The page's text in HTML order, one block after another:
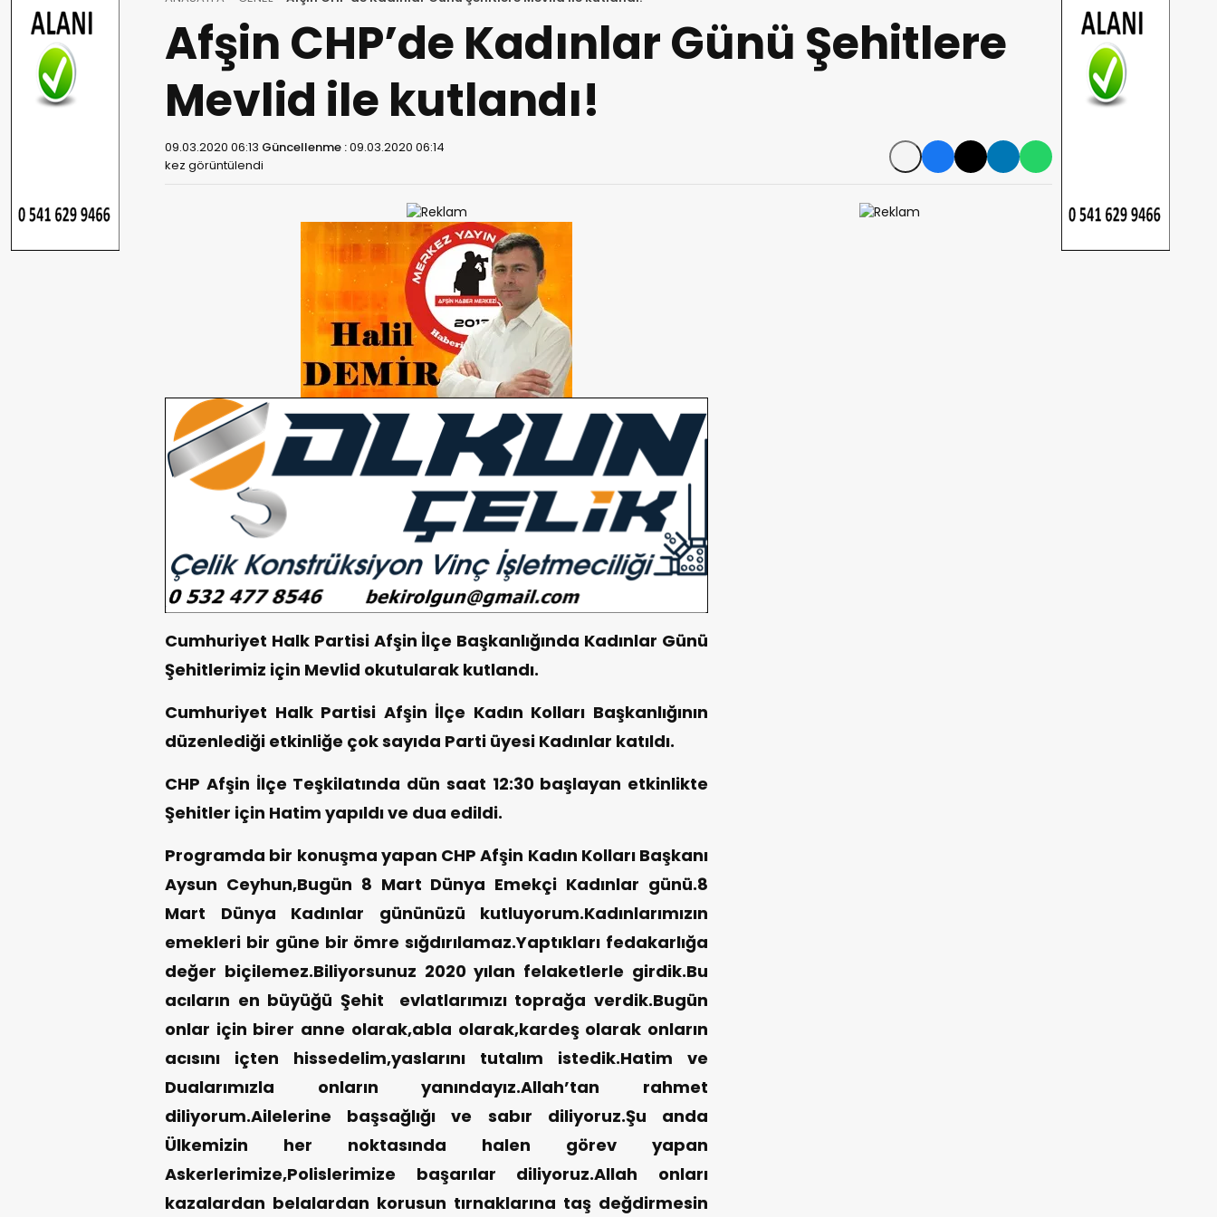
Afşin CHP’de Kadınlar Günü Şehitlere
Mevlid ile kutlandı!
09.03.2020 06:13 Güncellenme :09.03.2020 06:14
kez görüntülendi
Cumhuriyet Halk Partisi Afşin İlçe Başkanlığında Kadınlar Günü
Şehitlerimiz için Mevlid okutularak kutlandı.
Cumhuriyet Halk Partisi Afşin İlçe Kadın Kolları Başkanlığının
düzenlediği etkinliğe çok sayıda Parti üyesi Kadınlar katıldı.
CHP Afşin İlçe Teşkilatında dün saat 12:30 başlayan etkinlikte
Şehitler için Hatim yapıldı ve dua edildi.
Programda bir konuşma yapan CHP Afşin Kadın Kolları Başkanı
Aysun Ceyhun,Bugün 8 Mart Dünya Emekçi Kadınlar günü.8
Mart Dünya Kadınlar gününüzü kutluyorum.Kadınlarımızın
emekleri bir güne bir ömre sığdırılamaz.Yaptıkları fedakarlığa
değer biçilemez.Biliyorsunuz 2020 yılan felaketlerle girdik.Bu
acıların en büyüğü Şehit evlatlarımızı toprağa verdik.Bugün
onlar için birer anne olarak,abla olarak,kardeş olarak onların
acısını içten hissedelim,yaslarını tutalım istedik.Hatim ve
Dualarımızla onların yanındayız.Allah’tan rahmet
diliyorum.Ailelerine başsağlığı ve sabır diliyoruz.Şu anda
Ülkemizin her noktasında halen görev yapan
Askerlerimize,Polislerimize başarılar diliyoruz.Allah onları
kazalardan belalardan korusun tırnaklarına taş değdirmesin